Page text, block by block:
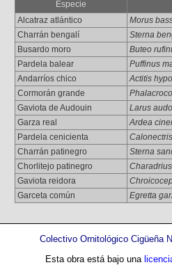
Especie
Alcatraz atlántico
Morus
Charrán bengalí
Sterna
Busardo moro
Buteo
Pardela balear
Puffinus
Andarríos chico
Actitis
Cormorán grande
Gaviota de Audouin
Larus
Garza real
Ardea
Pardela cenicienta
Charrán patinegro
Sterna
Chorlitejo patinegro
Gaviota reidora
Garceta común
Egretta
Colectivo Ornitológico Cigüeña
Esta obra está bajo una